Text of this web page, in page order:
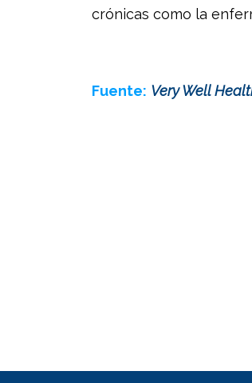
crónicas como la
Fuente: Very Well